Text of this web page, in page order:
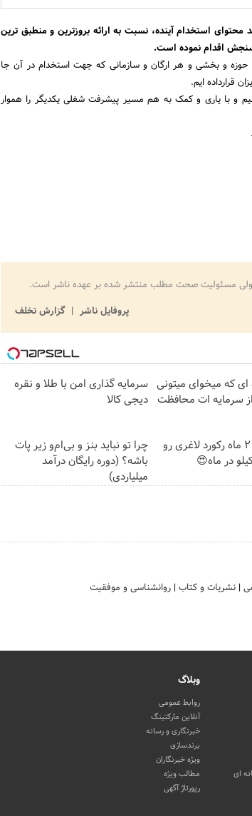
محتوای استخدام آینده، نسبت به ارائه بروزترین و منطبق ترین
اقدام نموده است.
حوزه و بخشی و هر ارگان و سازمانی که جهت استخدام در آن جا
قرارداده ایم.
با یاری و کمک به هم مسیر پیشرفت شغلی یکدیگر را هموار
ولی مسئولیت صحت مطلب منتشر شده بر عهده ناشر است.
پروفایل ناشر
گزارش تخلف
ای که میخوای میتونی
سرمایه ات محافظت
سرمایه گذاری امن با طلا و نقره
دیجی کالا
توی کمتر از 2 ماه رکورد لاغری رو
چرا تو نباید بنز و بی‌ام‌و زیر پات
باشه؟ (دوره رایگان درآمد
میلیاردی)
| نشریات و کتاب | روانشناسی و موفقیت
ای
وبلاگ
روابط عمومی
آنلاین مارکتینگ
خبرنگاری و رسانه
برندسازی
ویژه خبرنگاران
مطالب ویژه
رپورتاژ آگهی